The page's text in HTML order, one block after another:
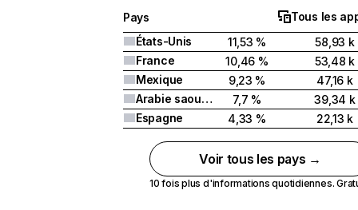
Pays
Tous les
États-Unis
11,53 %
58,93 k
France
10,46 %
53,48 k
Mexique
9,23 %
47,16 k
Arabie saoudite
7,7 %
39,34 k
Espagne
4,33 % 22,13 k
Voir tous les pays →
10 fois plus d'informations quotidiennes.